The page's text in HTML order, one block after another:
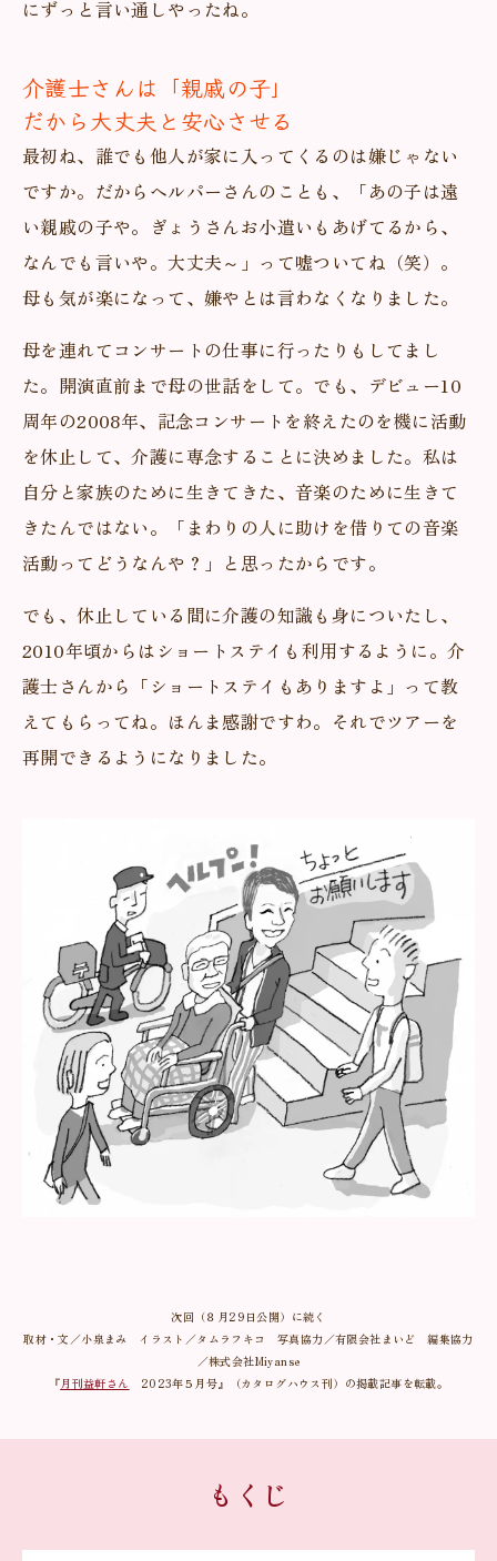
にずっと言い通しやったね。
介護士さんは「親戚の子」
だから大丈夫と安心させる
最初ね、誰でも他人が家に入ってくるのは嫌じゃない
ですか。だからヘルパーさんのことも、「あの子は遠
い親戚の子や。ぎょうさんお小遣いもあげてるから、
なんでも言いや。大丈夫～」って嘘ついてね（笑）。
母も気が楽になって、嫌やとは言わなくなりました。
母を連れてコンサートの仕事に行ったりもしてまし
た。開演直前まで母の世話をして。でも、デビュー10
周年の2008年、記念コンサートを終えたのを機に活動
を休止して、介護に専念することに決めました。私は
自分と家族のために生きてきた、音楽のために生きて
きたんではない。「まわりの人に助けを借りての音楽
活動ってどうなんや？」と思ったからです。
でも、休止している間に介護の知識も身についたし、
2010年頃からはショートステイも利用するように。介
護士さんから「ショートステイもありますよ」って教
えてもらってね。ほんま感謝ですわ。それでツアーを
再開できるようになりました。
次回（８月29日公開）に続く
取材・文／小泉まみ イラスト／タムラフキコ 写真協力／有限会社まいど 編集協力
／株式会社Miyanse
『月刊益軒さん 2023年５月号』（カタログハウス刊）の掲載記事を転載。
もくじ